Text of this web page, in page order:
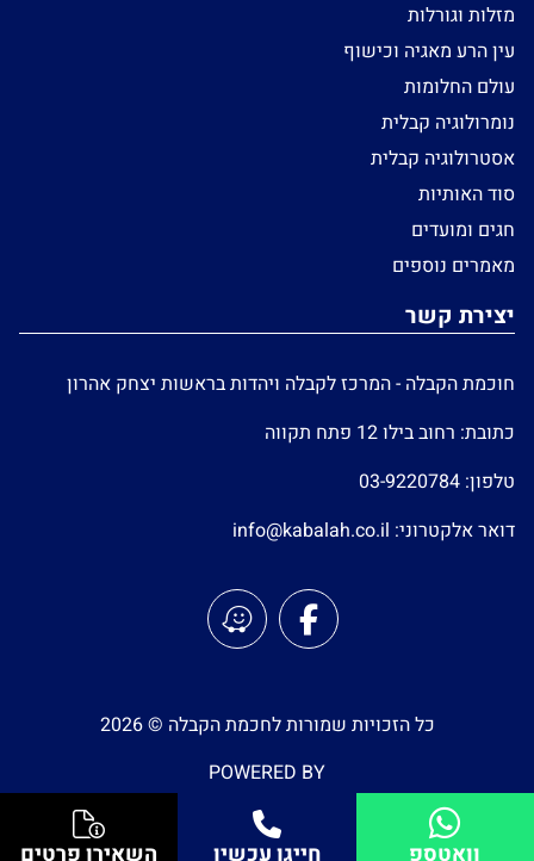
וואטספ חייגו עכשיו השאירו פרטים
מזלות וגורלות
עין הרע מאגיה וכישוף
עולם החלומות
נומרולוגיה קבלית
אסטרולוגיה קבלית
סוד האותיות
חגים ומועדים
מאמרים נוספים
יצירת קשר
חוכמת הקבלה - המרכז לקבלה ויהדות בראשות יצחק אהרון
כתובת: רחוב בילו 12 פתח תקווה
טלפון: 03-9220784
דואר אלקטרוני: info@kabalah.co.il
כל הזכויות שמורות לחכמת הקבלה © 2026
POWERED BY